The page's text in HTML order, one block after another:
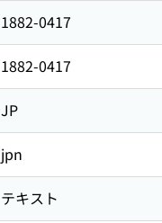
1882-0417
1882-0417
JP
jpn
テキスト